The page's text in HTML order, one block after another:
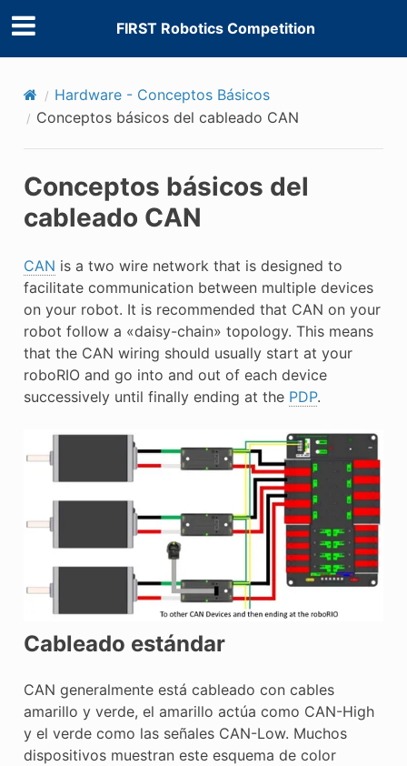
FIRST Robotics Competition
Hardware - Conceptos Básicos
Conceptos básicos del cableado CAN
Conceptos básicos del
cableado CAN
CAN is a two wire network that is designed to
facilitate communication between multiple devices
on your robot. It is recommended that CAN on your
robot follow a «daisy-chain» topology. This means
that the CAN wiring should usually start at your
roboRIO and go into and out of each device
successively until finally ending at the PDP.
Cableado estándar
CAN generalmente está cableado con cables
amarillo y verde, el amarillo actúa como CAN-High
y el verde como las señales CAN-Low. Muchos
dispositivos muestran este esquema de color